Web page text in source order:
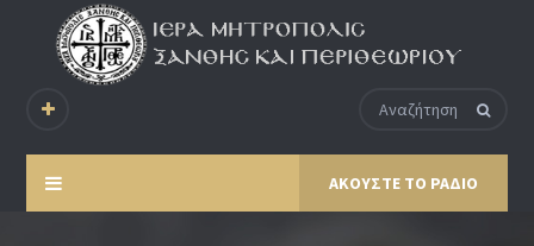
ΑΚΟΥΣΤΕ ΤΟ ΡΑΔΙΟ